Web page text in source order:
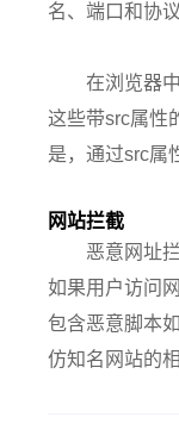
名、端口和协议
在浏览器
这些带src属性
是，通过src属
网站拦截
恶意网址
如果用户访问
包含恶意脚本
仿知名网站的